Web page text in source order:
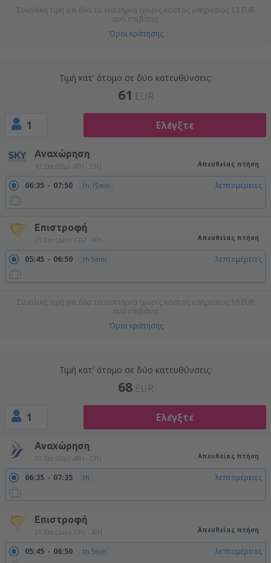
Συνολική τιμή για όλα τα εισιτήρια (χωρίς κόστος υπηρεσίας 13 EUR
ανά επιβάτη)
Όροι κράτησης
Τιμή κατ' άτομο σε δύο κατευθύνσεις:
61 EUR
1 Ελέγξτε
Αναχώρηση
10 Σεπ (Πέμ) ATH - CFU Απευθείας πτήση
06:35 07:50 1h 15min λεπτομέρειες
Επιστροφή
21 Σεπ (Δευ) CFU - ATH Απευθείας πτήση
05:45 06:50 1h 5min λεπτομέρειες
Συνολική τιμή για όλα τα εισιτήρια (χωρίς κόστος υπηρεσίας 16 EUR
ανά επιβάτη)
Όροι κράτησης
Τιμή κατ' άτομο σε δύο κατευθύνσεις:
68 EUR
1 Ελέγξτε
Αναχώρηση
10 Σεπ (Πέμ) ATH - CFU Απευθείας πτήση
06:35 07:35 1h λεπτομέρειες
Επιστροφή
21 Σεπ (Δευ) CFU - ATH Απευθείας πτήση
05:45 06:50 1h 5min λεπτομέρειες